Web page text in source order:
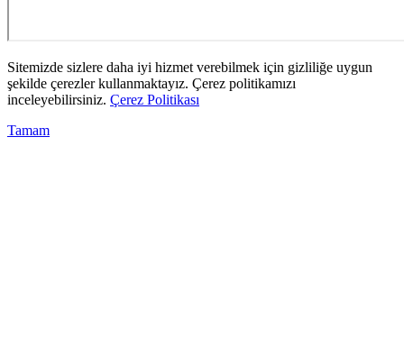
Sitemizde sizlere daha iyi hizmet verebilmek için gizliliğe uygun
şekilde çerezler kullanmaktayız. Çerez politikamızı
inceleyebilirsiniz. Çerez Politikası
Tamam